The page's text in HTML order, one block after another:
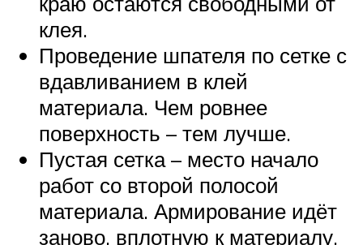
клея.
Проведение шпателя по сетке с
вдавливанием в клей
материала. Чем ровнее
поверхность – тем лучше.
Пустая сетка – место начало
работ со второй полосой
материала. Армирование идёт
заново, вплотную к материалу,